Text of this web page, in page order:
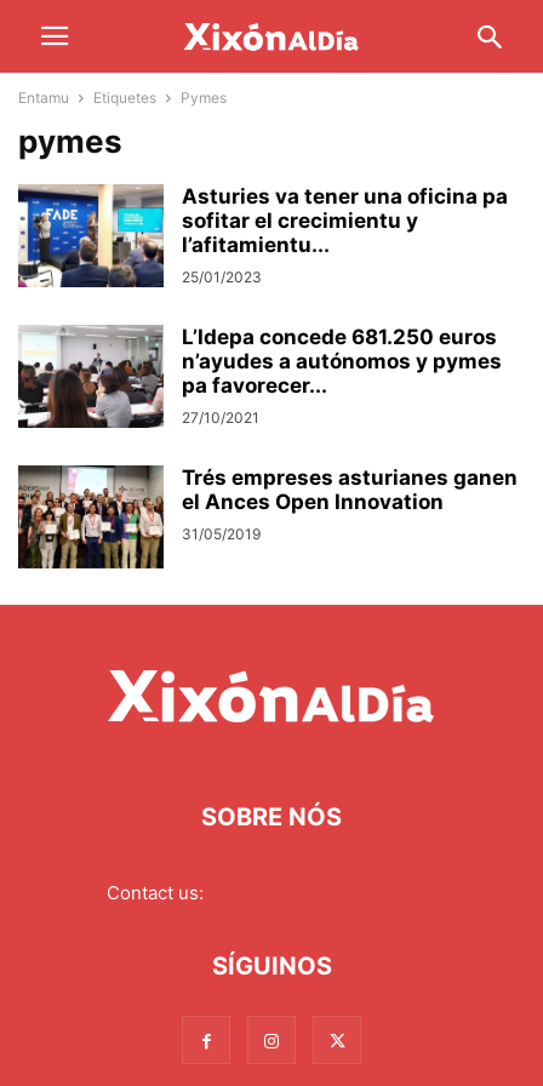
Entamu Etiquetes Pymes
pymes
Asturies va tener una oficina pa
sofitar el crecimientu y
l’afitamientu...
25/01/2023
L’Idepa concede 681.250 euros
n’ayudes a autónomos y pymes
pa favorecer...
27/10/2021
Trés empreses asturianes ganen
el Ances Open Innovation
31/05/2019
SOBRE NÓS
Contact us:
SÍGUINOS